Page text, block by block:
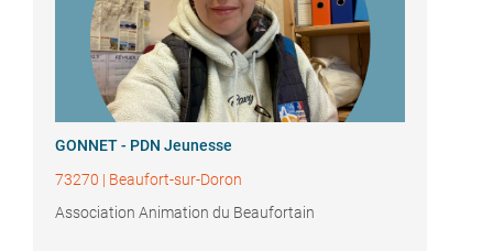
GONNET - PDN Jeunesse
73270 | Beaufort-sur-Doron
Association Animation du Beaufortain